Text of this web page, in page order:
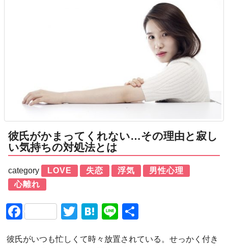
彼氏がかまってくれない…その理由と寂し
い気持ちの対処法とは
category LOVE 失恋 浮気
男性心理
心離れ
FacebookTwitter
Hatena
Line
彼氏がいつも忙しくて時々放置されている。せっかく付き